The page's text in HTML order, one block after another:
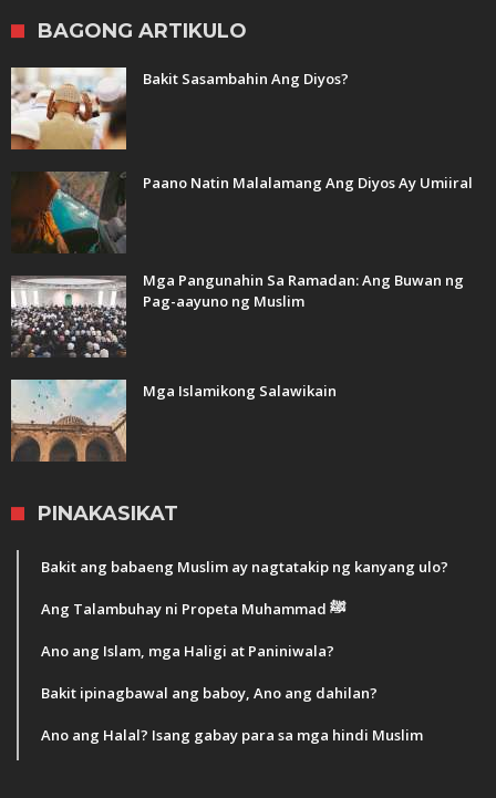
BAGONG ARTIKULO
Bakit Sasambahin Ang Diyos?
Paano Natin Malalamang Ang Diyos Ay Umiiral
Mga Pangunahin Sa Ramadan: Ang Buwan ng
Pag-aayuno ng Muslim
Mga Islamikong Salawikain
PINAKASIKAT
Bakit ang babaeng Muslim ay nagtatakip ng kanyang ulo?
Ang Talambuhay ni Propeta Muhammad ﷺ
Ano ang Islam, mga Haligi at Paniniwala?
Bakit ipinagbawal ang baboy, Ano ang dahilan?
Ano ang Halal? Isang gabay para sa mga hindi Muslim